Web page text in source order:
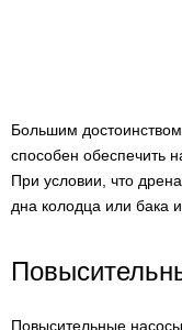
Большим
способен обеспечить
При условии, что
дна колодца или бака
Повысительные